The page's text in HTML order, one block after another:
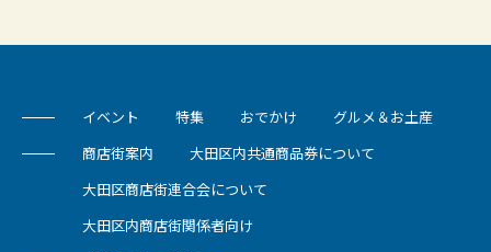
イベント 特集 おでかけ グルメ＆お土産
商店街案内 大田区内共通商品券について
大田区商店街連合会について
大田区内商店街関係者向け